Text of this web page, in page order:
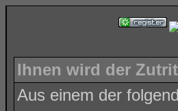
Ihnen wird der
Aus einem der